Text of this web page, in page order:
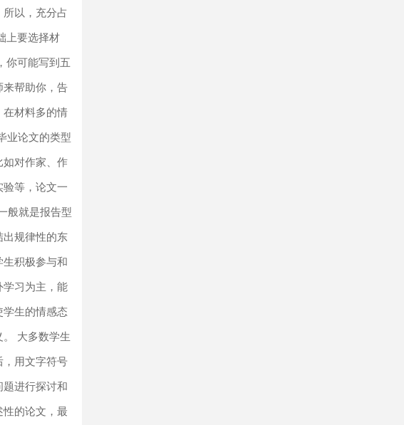
以，充分占
上要选择材
你可能写到五
来帮助你，告
在材料多的情
业论文的类型
如对作家、作
等，论文一
般就是报告型
出规律性的东
积极参与和
学习为主，能
生的情感态
大多数学生
，用文字符号
进行探讨和
的论文，最